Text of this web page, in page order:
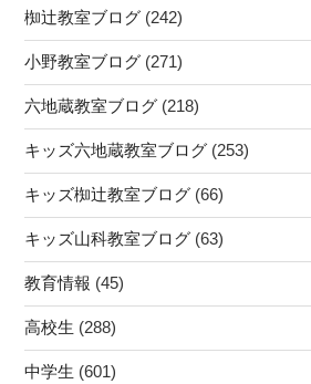
椥辻教室ブログ (242)
小野教室ブログ (271)
六地蔵教室ブログ (218)
キッズ六地蔵教室ブログ (253)
キッズ椥辻教室ブログ (66)
キッズ山科教室ブログ (63)
教育情報 (45)
高校生 (288)
中学生 (601)